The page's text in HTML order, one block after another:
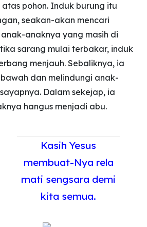
pohon. Induk burung itu
seakan-akan mencari
anaknya yang masih di
sarang mulai terbakar, induk
menjauh. Sebaliknya, ia
dan melindungi anak-
Dalam sekejap, ia
hangus menjadi abu.
Kasih Yesus
membuat-Nya rela
mati sengsara demi
kita semua.